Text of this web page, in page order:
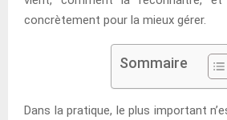
concrètement pour la mieux gérer.
Sommaire
Dans la pratique, le plus important